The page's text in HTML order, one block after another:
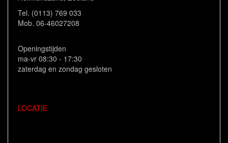
Tel. (0113) 769 033
Mob. 06-46027208
Openingstijden
ma-vr 08:30 - 17:30
zaterdag en zondag gesloten
LOCATIE